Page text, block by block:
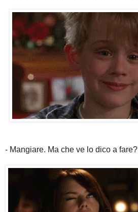
- Mangiare. Ma che ve lo dico a fare?